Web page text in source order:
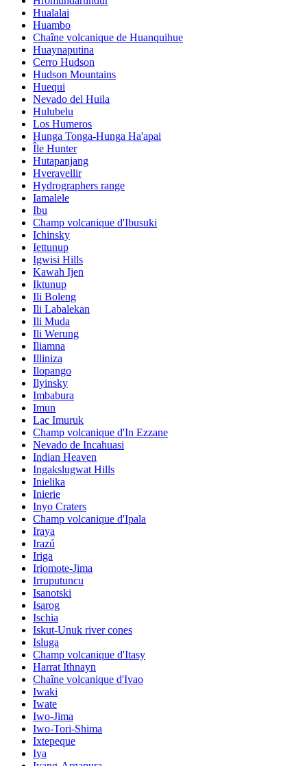
Hualalai
Huambo
Chaîne volcanique de Huanquihue
Huaynaputina
Cerro Hudson
Hudson Mountains
Huequi
Nevado del Huila
Hulubelu
Los Humeros
Hunga Tonga-Hunga Ha'apai
Île Hunter
Hutapanjang
Hveravellir
Hydrographers range
Iamalele
Ibu
Champ volcanique d'Ibusuki
Ichinsky
Iettunup
Igwisi Hills
Kawah Ijen
Iktunup
Ili Boleng
Ili Labalekan
Ili Muda
Ili Werung
Iliamna
Illiniza
Ilopango
Ilyinsky
Imbabura
Imun
Lac Imuruk
Champ volcanique d'In Ezzane
Nevado de Incahuasi
Indian Heaven
Ingakslugwat Hills
Inielika
Inierie
Inyo Craters
Champ volcanique d'Ipala
Iraya
Irazú
Iriga
Iriomote-Jima
Irruputuncu
Isanotski
Isarog
Ischia
Iskut-Unuk river cones
Isluga
Champ volcanique d'Itasy
Harrat Ithnayn
Chaîne volcanique d'Ivao
Iwaki
Iwate
Iwo-Jima
Iwo-Tori-Shima
Ixtepeque
Iya